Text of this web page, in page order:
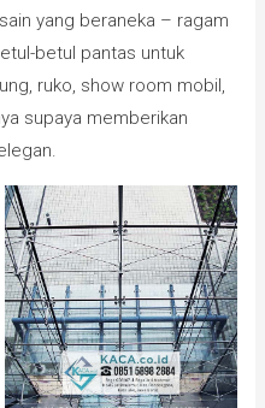
yang beraneka – ragam
betul pantas untuk
ruko, show room mobil,
supaya memberikan